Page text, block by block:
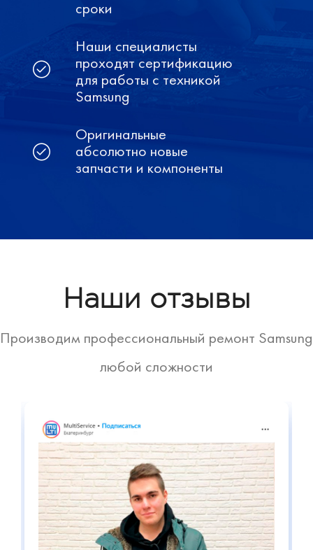
сроки
Наши специалисты
проходят сертификацию
для работы с техникой
Samsung
Оригинальные
абсолютно новые
запчасти и компоненты
Наши отзывы
Производим профессиональный ремонт Samsung
любой сложности